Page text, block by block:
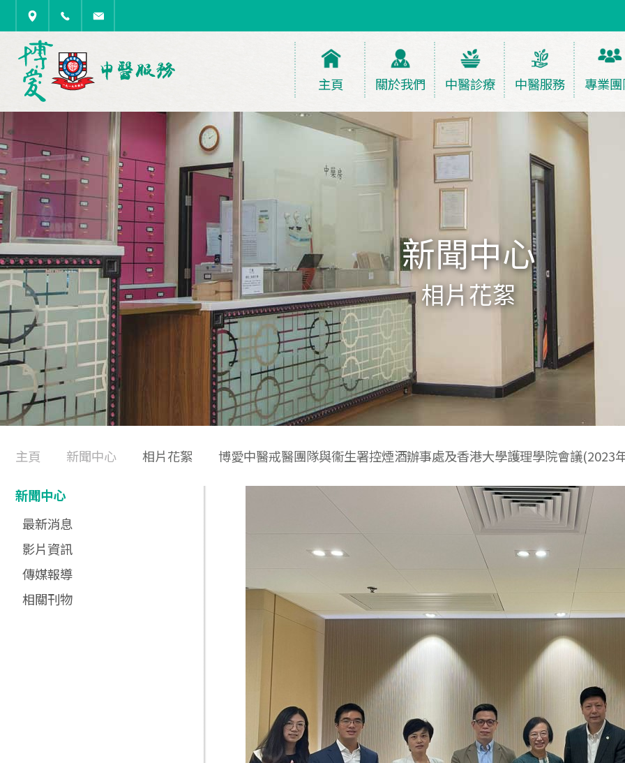
主頁 關於我們 中醫診療 中醫服務 專業
新聞中心
相片花絮
主頁 新聞中心 相片花絮 博愛中醫戒醫團隊與衞生署控煙酒辦事處及香港大學護理學院會議(2023
新聞中心
最新消息
影片資訊
傳媒報導
相關刊物